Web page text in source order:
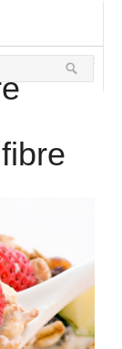
12 Giugno 2012